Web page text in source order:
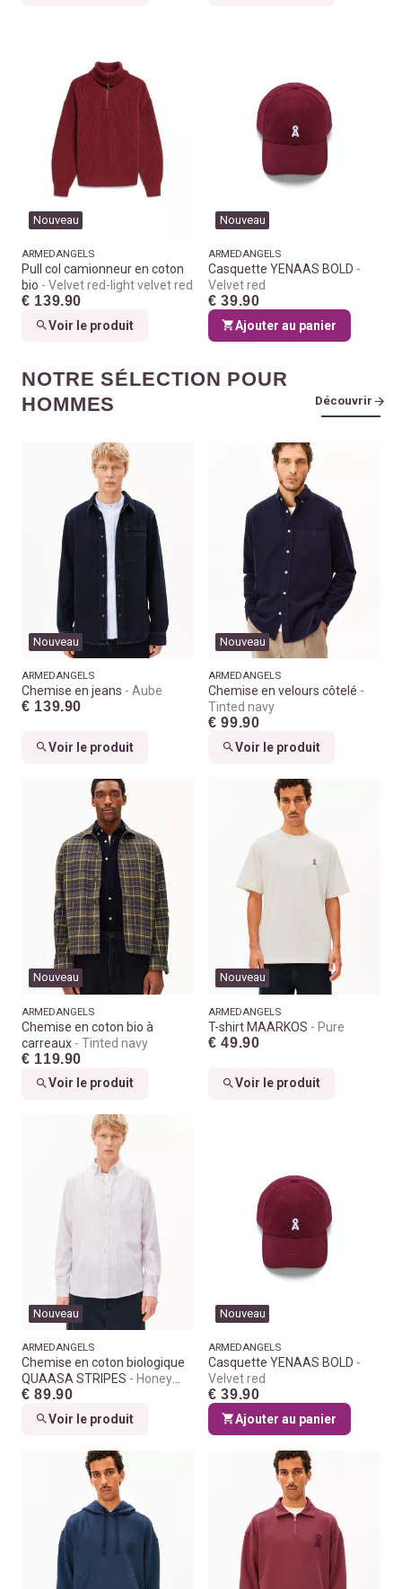
Nouveau
ARMEDANGELS
Pull col camionneur en coton
bio
Velvet red-light velvet red
€ 139.90
Voir le produit
Nouveau
ARMEDANGELS
Casquette YENAAS BOLD
Velvet red
€ 39.90
Ajouter au panier
NOTRE SÉLECTION POUR
HOMMES
Découvrir
Nouveau
ARMEDANGELS
Chemise en jeans Aube
€ 139.90
Voir le produit
Nouveau
ARMEDANGELS
Chemise en velours côtelé
Tinted navy
€ 99.90
Voir le produit
Nouveau
ARMEDANGELS
Chemise en coton bio à
carreaux
Tinted navy
€ 119.90
Voir le produit
Nouveau
ARMEDANGELS
T-shirt MAARKOS Pure
€ 49.90
Voir le produit
Nouveau
ARMEDANGELS
Chemise en coton biologique
QUAASA STRIPES
Honey
reed
€ 89.90
Voir le produit
Nouveau
ARMEDANGELS
Casquette YENAAS BOLD
Velvet red
€ 39.90
Ajouter au panier